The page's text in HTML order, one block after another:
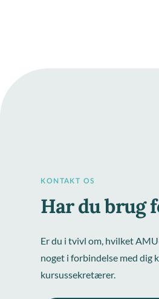
KONTAKT OS
Har du brug
Er du i tvivl om, hvilket
noget i forbindelse med dig
kursussekretærer.